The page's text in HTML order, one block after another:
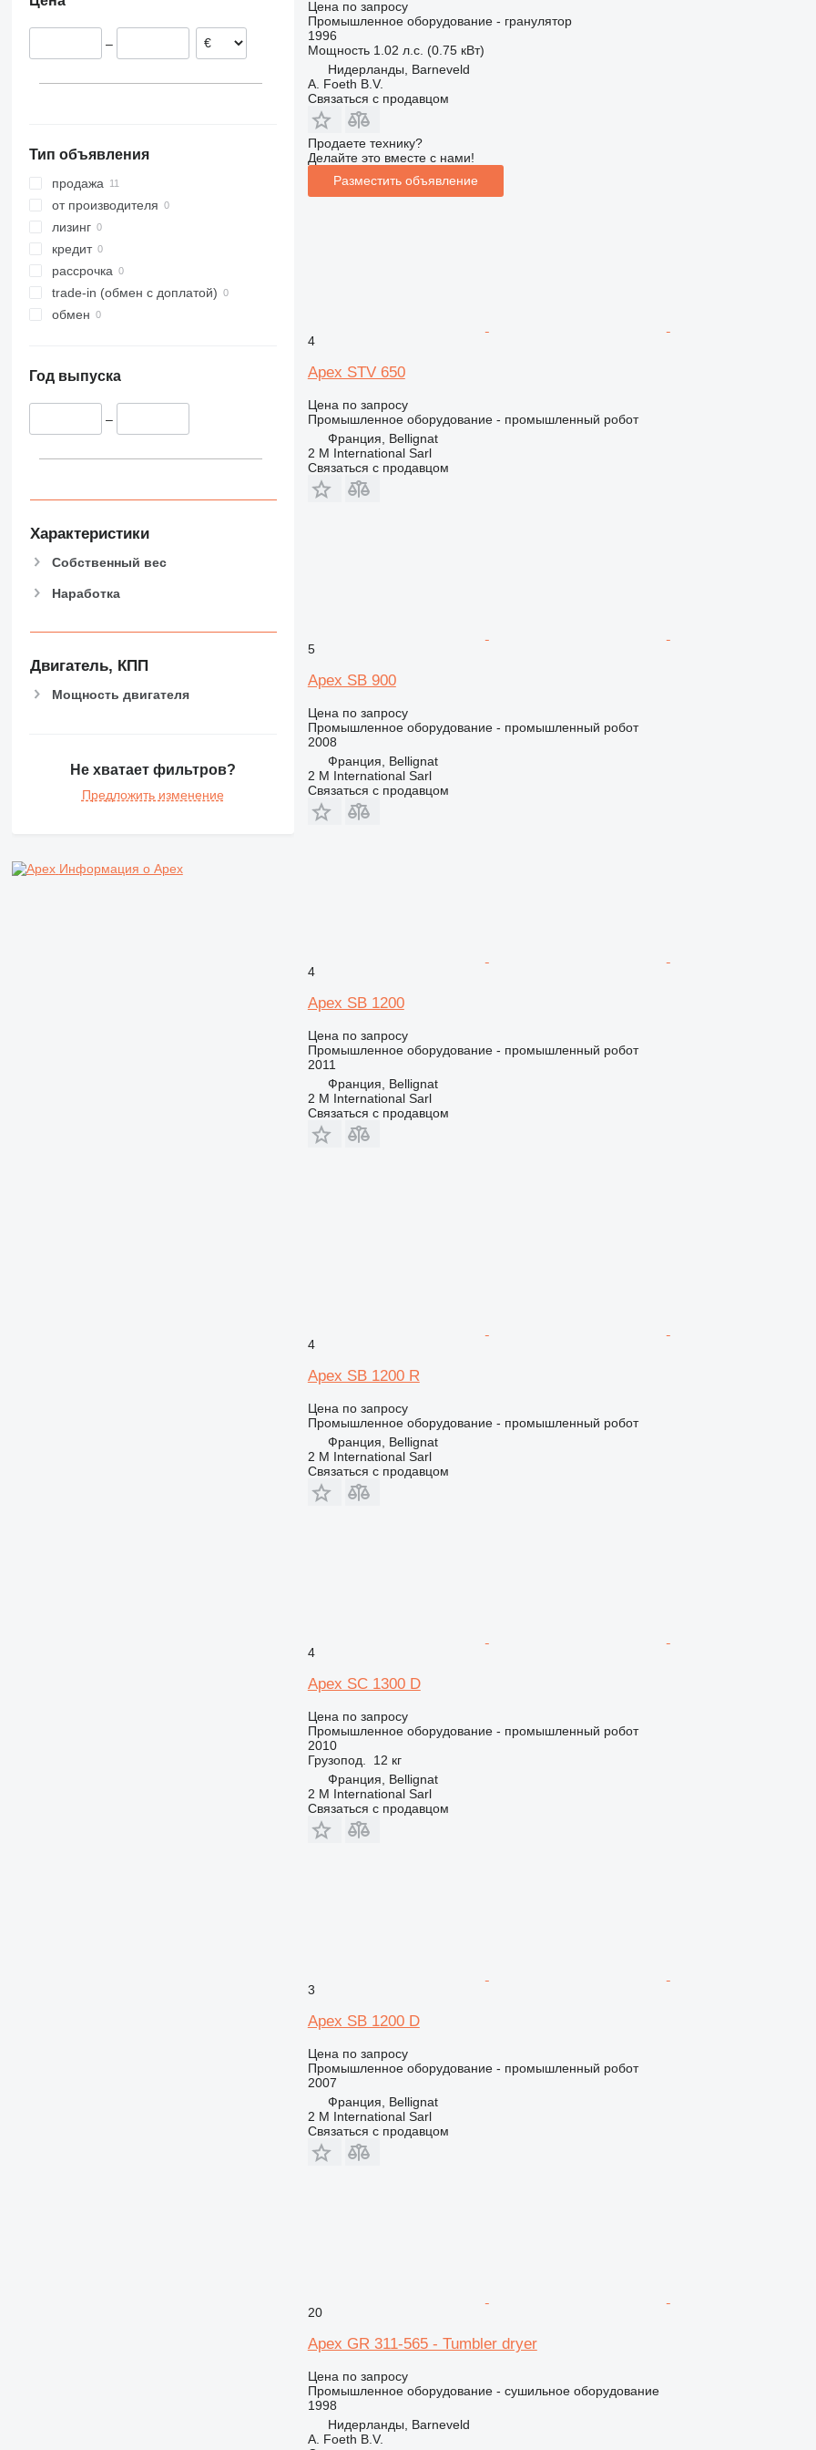
Словакия
–
Тип объявления
продажа
от производителя
лизинг
кредит
рассрочка
trade-in (обмен с доплатой)
обмен
Год выпуска
–
Характеристики
Собственный вес
Наработка
Двигатель, КПП
Мощность двигателя
Не хватает фильтров?
Предложить изменение
Информация о Apex
Цена по запросу
Промышленное оборудование - гранулятор
1996
Мощность 1.02 л.с. (0.75 кВт)
Нидерланды, Barneveld
A. Foeth B.V.
Связаться с продавцом
Продаете технику?
Делайте это вместе с нами!
Разместить объявление
4
Apex STV 650
Цена по запросу
Промышленное оборудование - промышленный робот
Франция, Bellignat
2 M International Sarl
Связаться с продавцом
5
Apex SB 900
Цена по запросу
Промышленное оборудование - промышленный робот
2008
Франция, Bellignat
2 M International Sarl
Связаться с продавцом
4
Apex SB 1200
Цена по запросу
Промышленное оборудование - промышленный робот
2011
Франция, Bellignat
2 M International Sarl
Связаться с продавцом
4
Apex SB 1200 R
Цена по запросу
Промышленное оборудование - промышленный робот
Франция, Bellignat
2 M International Sarl
Связаться с продавцом
4
Apex SC 1300 D
Цена по запросу
Промышленное оборудование - промышленный робот
2010
Грузопод.
12 кг
Франция, Bellignat
2 M International Sarl
Связаться с продавцом
3
Apex SB 1200 D
Цена по запросу
Промышленное оборудование - промышленный робот
2007
Франция, Bellignat
2 M International Sarl
Связаться с продавцом
20
Apex GR 311-565 - Tumbler dryer
Цена по запросу
Промышленное оборудование - сушильное оборудование
1998
Нидерланды, Barneveld
A. Foeth B.V.